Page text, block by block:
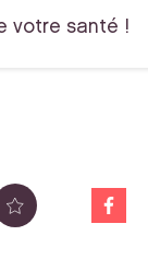
votre santé !